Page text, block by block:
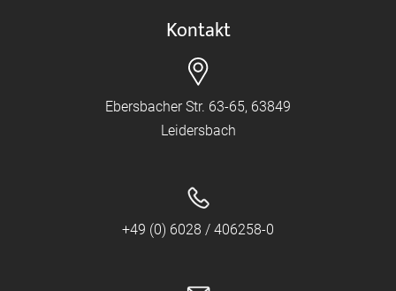
Kontakt
Ebersbacher Str. 63-65, 63849
Leidersbach
+49 (0) 6028 / 406258-0